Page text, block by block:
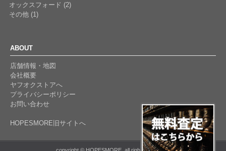
オックスフォード (2)
その他 (1)
ABOUT
店舗情報・地図
会社概要
ヤフオクストアへ
プライバシーポリシー
お問い合わせ
HOPESMORE旧サイトへ